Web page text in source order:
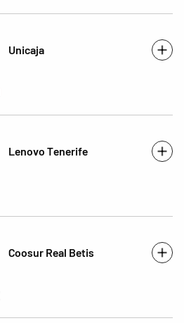
Unicaja
Lenovo Tenerife
Coosur Real Betis